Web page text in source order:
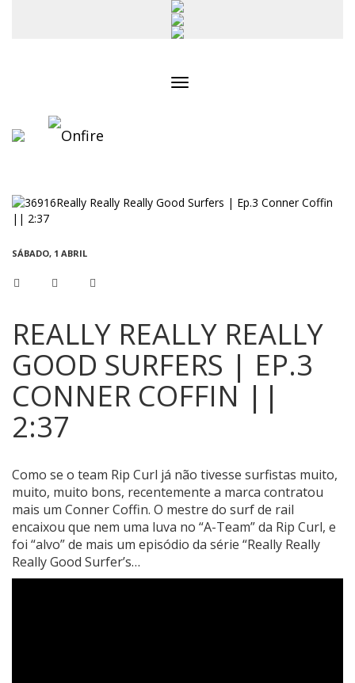
SÁBADO, 1 ABRIL
REALLY REALLY REALLY
GOOD SURFERS | EP.3
CONNER COFFIN ||
2:37
Como se o team Rip Curl já não tivesse surfistas muito,
muito, muito bons, recentemente a marca contratou
mais um Conner Coffin. O mestre do surf de rail
encaixou que nem uma luva no “A-Team” da Rip Curl, e
foi “alvo” de mais um episódio da série “Really Really
Really Good Surfer’s…